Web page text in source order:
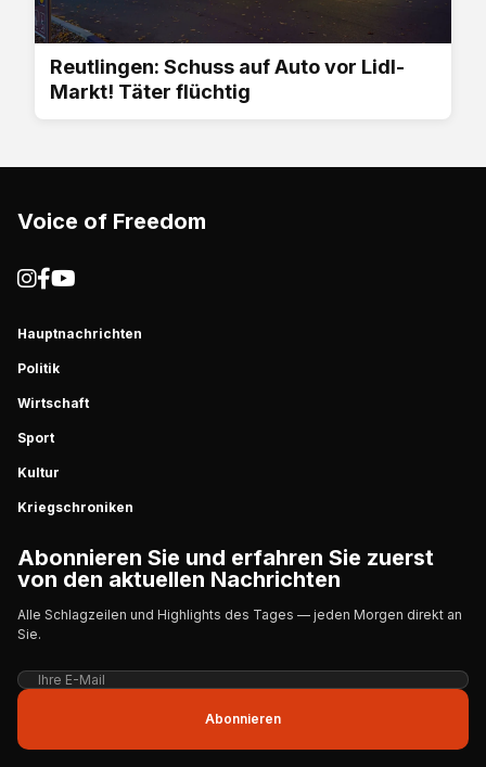
Reutlingen: Schuss auf Auto vor Lidl-
Markt! Täter flüchtig
Voice of Freedom
Hauptnachrichten
Politik
Wirtschaft
Sport
Kultur
Kriegschroniken
Abonnieren Sie und erfahren Sie zuerst
von den aktuellen Nachrichten
Alle Schlagzeilen und Highlights des Tages — jeden Morgen direkt an
Sie.
Abonnieren